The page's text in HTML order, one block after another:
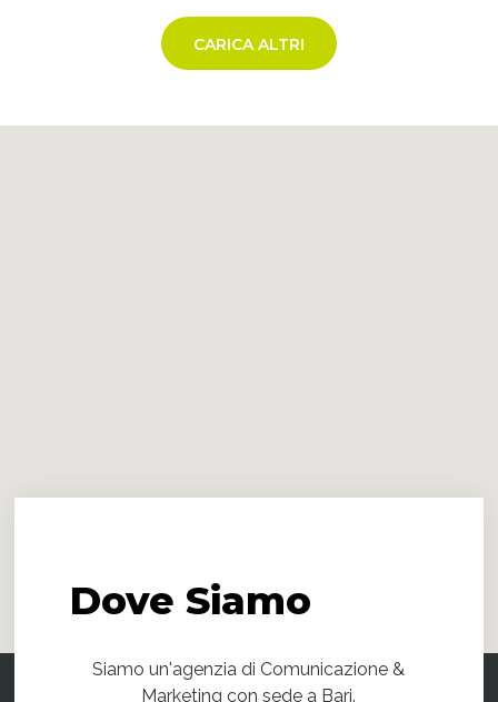
CARICA ALTRI
DoveSiamo
Siamo un'agenzia di Comunicazione &
Marketing con sede a Bari.